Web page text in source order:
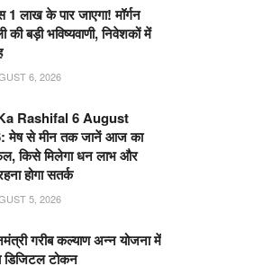
लाख के पार जाएगा! मॉर्गन
की बड़ी भविष्यवाणी, निवेशकों में
6, 2026
Rashifal 6 August
मेष से मीन तक जानें आज का
किसे मिलेगा धन लाभ और
होगा सतर्क
5, 2026
गरीब कल्याण अन्न योजना में
डिजिटल टोकन